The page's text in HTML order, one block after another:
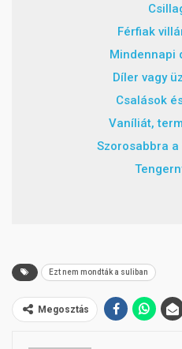
Férfiak
Mindennapi
Díler vagy
Csalások
Vaníliát,
Szorosabbra
Ezt nem mondták a suliban
Megosztás